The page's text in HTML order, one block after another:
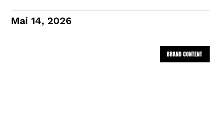
Mai 14, 2026
BRAND CONTENT